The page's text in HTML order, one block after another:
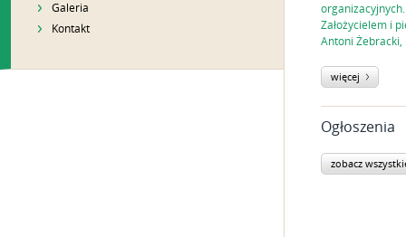
Galeria
Kontakt
Założycielem i
Antoni Żebracki,
więcej
Ogłoszenia
zobacz